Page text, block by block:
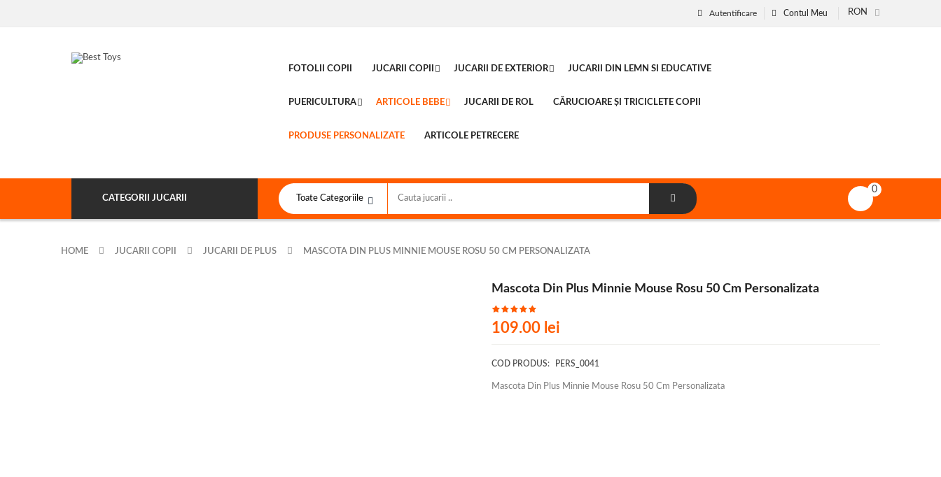
RON
Contul Meu
Autentificare
FOTOLII COPII JUCARII COPII JUCARII DE EXTERIOR JUCARII DIN LEMN SI EDUCATIVE
PUERICULTURA ARTICOLE BEBE JUCARII DE ROL CĂRUCIOARE ȘI TRICICLETE COPII
PRODUSE PERSONALIZATE ARTICOLE PETRECERE
CATEGORII JUCARII
0
HOME JUCARII COPII JUCARII DE PLUS MASCOTA DIN PLUS MINNIE MOUSE ROSU 50 CM PERSONALIZATA
Mascota Din Plus Minnie Mouse Rosu 50 Cm Personalizata
109.00 lei
COD PRODUS: PERS_0041
Mascota Din Plus Minnie Mouse Rosu 50 Cm Personalizata